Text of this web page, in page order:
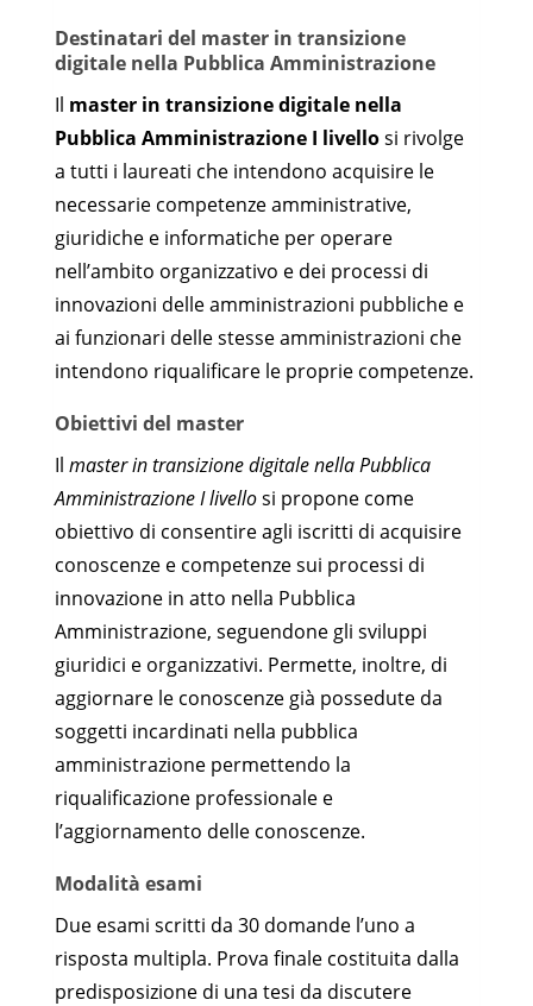
Destinatari del master in transizione
digitale nella Pubblica Amministrazione
Il master in transizione digitale nella
Pubblica Amministrazione I livellosi rivolge
a tutti i laureati che intendono acquisire le
necessarie competenze amministrative,
giuridiche e informatiche per operare
nell’ambito organizzativo e dei processi di
innovazioni delle amministrazioni pubbliche e
ai funzionari delle stesse amministrazioni che
intendono riqualificare le proprie competenze.
Obiettivi del master
Il master in transizione digitale nella Pubblica
Amministrazione I livellosi propone come
obiettivo di consentire agli iscritti di acquisire
conoscenze e competenze sui processi di
innovazione in atto nella Pubblica
Amministrazione, seguendone gli sviluppi
giuridici e organizzativi. Permette, inoltre, di
aggiornare le conoscenze già possedute da
soggetti incardinati nella pubblica
amministrazione permettendo la
riqualificazione professionale e
l’aggiornamento delle conoscenze.
Modalità esami
Due esami scritti da 30 domande l’uno a
risposta multipla. Prova finale costituita dalla
predisposizione di una tesi da discutere